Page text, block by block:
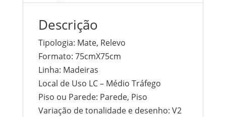
Descrição
Tipologia: Mate, Relevo
Formato: 75cmX75cm
Linha: Madeiras
Local de Uso LC – Médio Tráfego
Piso ou Parede: Parede, Piso
Variação de tonalidade e desenho: V2